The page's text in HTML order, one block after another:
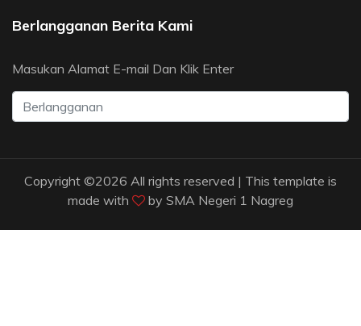
Berlangganan Berita Kami
Masukan Alamat E-mail Dan Klik Enter
Copyright ©2026 All rights reserved | This template is
made with
by SMA Negeri 1 Nagreg